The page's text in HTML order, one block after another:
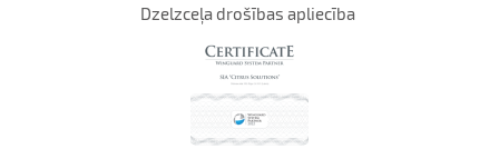
Dzelzceļa drošības apliecība